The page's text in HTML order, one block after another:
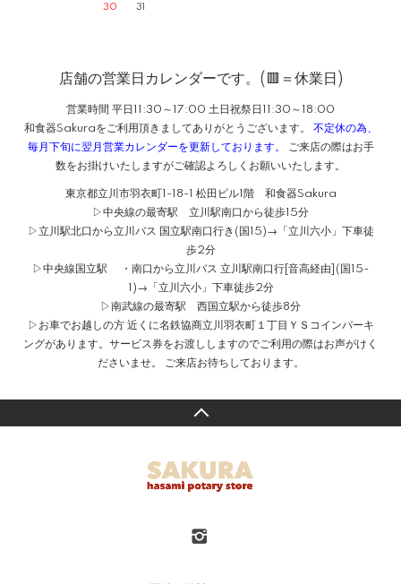
30 31
店舗の営業日カレンダーです。(🟥＝休業日)
営業時間 平日11:30～17:00 土日祝祭日11:30～18:00
和食器Sakuraをご利用頂きましてありがとうございます。 不定休の為、
毎月下旬に翌月営業カレンダーを更新しております。
ご来店の際はお手
数をお掛けいたしますがご確認よろしくお願いいたします。
東京都立川市羽衣町1-18-1 松田ビル1階 和食器Sakura
▷中央線の最寄駅 立川駅南口から徒歩15分
▷立川駅北口から立川バス 国立駅南口行き(国15)→「立川六小」下車徒
歩2分
▷中央線国立駅 ・南口から立川バス 立川駅南口行[音高経由](国15-
1)→「立川六小」下車徒歩2分
▷南武線の最寄駅 西国立駅から徒歩8分
▷お車でお越しの方 近くに名鉄協商立川羽衣町１丁目ＹＳコインパーキ
ングがあります。サービス券をお渡ししますのでご利用の際はお声がけく
ださいませ。 ご来店お待ちしております。